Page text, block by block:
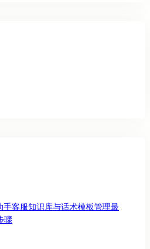
手客服知识库与话术模板管理最
骤